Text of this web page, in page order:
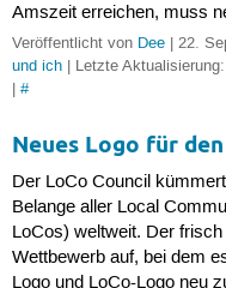
Amszeit erreichen, muss
Veröffentlicht von Dee| 22.
und ich| Letzte
| #
Neues Logo für
Der LoCo Council
Belange aller Local
LoCos) weltweit. Der
Wettbewerb auf, bei dem
Logo und LoCo-Logo neu